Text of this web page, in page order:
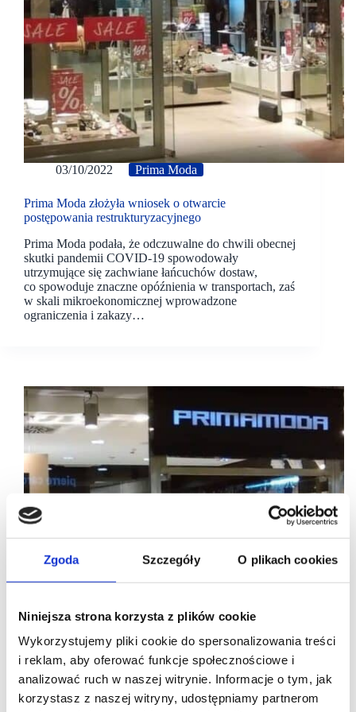
Zgoda Szczegóły O plikach cookies
Niniejsza strona korzysta z plików cookie
Wykorzystujemy pliki cookie do spersonalizowania treści
i reklam, aby oferować funkcje społecznościowe i
analizować ruch w naszej witrynie. Informacje o tym, jak
korzystasz z naszej witryny, udostępniamy partnerom
03/10/2022 Prima Moda
Prima Moda złożyła wniosek o otwarcie
postępowania restrukturyzacyjnego
Prima Moda podała, że odczuwalne do chwili obecnej
skutki pandemii COVID-19 spowodowały
utrzymujące się zachwiane łańcuchów dostaw,
co spowoduje znaczne opóźnienia w transportach, zaś
w skali mikroekonomicznej wprowadzone
ograniczenia i zakazy…